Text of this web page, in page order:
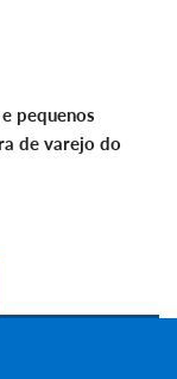
pequenos
de varejo do